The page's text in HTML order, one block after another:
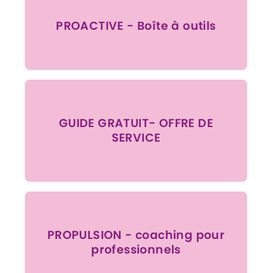
PROACTIVE - Boîte à outils
GUIDE GRATUIT- OFFRE DE
SERVICE
PROPULSION - coaching pour
professionnels